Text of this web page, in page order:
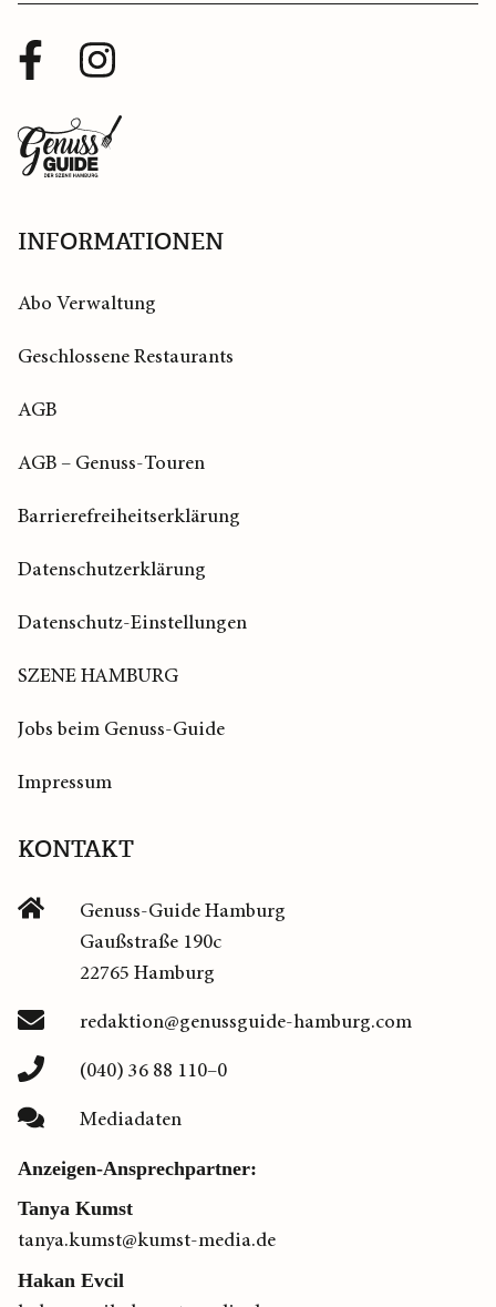
Facebook
Profil
Instagram
Zurück
zur
INFORMATIONEN
Abo Verwaltung
Geschlossene Restaurants
AGB
AGB – Genuss-Touren
Barrierefreiheitserklärung
Datenschutzerklärung
Datenschutz-Einstellungen
SZENE HAMBURG
Jobs beim Genuss-Guide
Impressum
KONTAKT
Genuss-Guide Hamburg
Gaußstraße 190c
22765 Hamburg
redaktion@genussguide-hamburg.com
(040) 36 88 110–0
Mediadaten
Anzeigen-Ansprechpartner:
Tanya Kumst
tanya.kumst@kumst-media.de
Hakan Evcil